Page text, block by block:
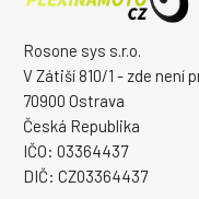
Rosone sys s.r.o.
V Zátiší 810/1 - zde není
70900 Ostrava
Česká Republika
IČO: 03364437
DIČ: CZ03364437